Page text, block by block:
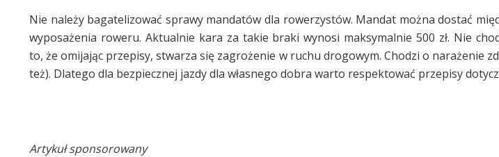
Nie należy bagatelizować sprawy mandatów dla rowerzystów. Mandat można dostać
wyposażenia roweru. Aktualnie kara za takie braki wynosi maksymalnie 500 zł. Nie
to, że omijając przepisy, stwarza się zagrożenie w ruchu drogowym. Chodzi o narażenie
też). Dlatego dla bezpiecznej jazdy dla własnego dobra warto respektować przepisy
Artykuł sponsorowany